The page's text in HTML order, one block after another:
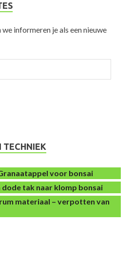
we informeren je als een nieuwe
TECHNIEK
voor bonsai
dode tak naar klomp bonsai
materiaal – verpotten van